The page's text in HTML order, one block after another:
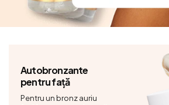
Autobronzante
pentru față
Pentru un bronz auriu